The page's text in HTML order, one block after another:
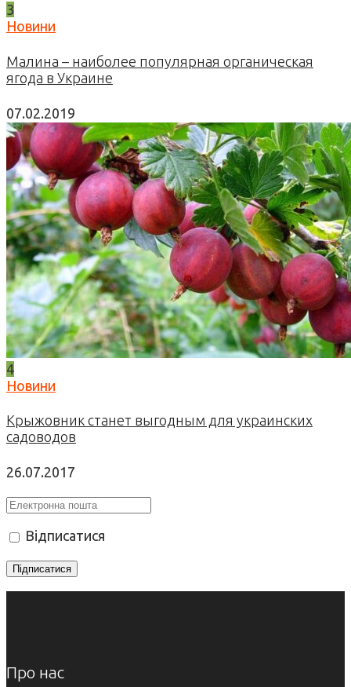
3
Новини
Малина – наиболее популярная органическая
ягода в Украине
07.02.2019
4
Новини
Крыжовник станет выгодным для украинских
садоводов
26.07.2017
Відписатися
Про нас